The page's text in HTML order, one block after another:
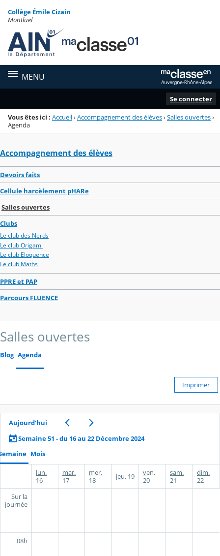
Menu de la rubrique
Contenu
Collège Émile Cizain
Montluel
MENU
Se connecter
Vous êtes ici : Accueil›Accompagnement des élèves›Salles ouvertes›
Agenda
Accompagnement des élèves
Devoirs faits
Cellule harcèlement pHARe
Salles ouvertes
Clubs
Le club des Nerds
Le club Origami
Le club Eloquence
Le club Maths
PPRE et PAP
Parcours FLUENCE
Salles ouvertes
Blog Agenda
Imprimer
Aujourd’hui
Semaine 51 - du 16 au 22 Décembre 2024
Mois
lun.
16
mar.
17
mer.
18
jeu. 19
ven.
20
sam.
21
dim.
22
Sur la
journée
08h